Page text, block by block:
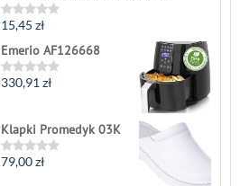
Rated
out
of
5
15,45 zł
Emerio AF126668
Rated
of
5
330,91 zł
Klapki Promedyk 03K
Rated
79,00zł